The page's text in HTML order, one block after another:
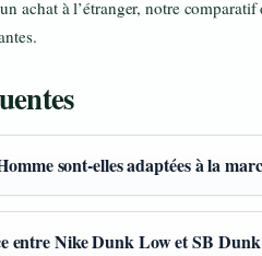
achat à l’étranger, notre
sont-elles adaptées à la
entre Nike Dunk Low et SB